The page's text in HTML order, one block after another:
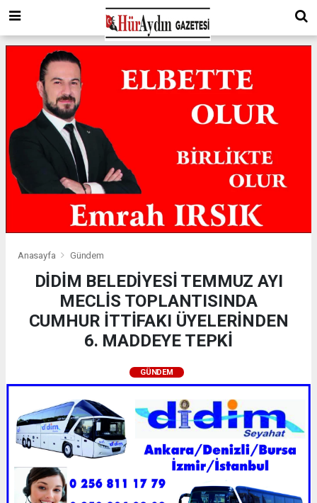
Anasayfa Gündem
DİDİM BELEDİYESİ TEMMUZ AYI
MECLİS TOPLANTISINDA
CUMHUR İTTİFAKI ÜYELERİNDEN
6. MADDEYE TEPKİ
GÜNDEM